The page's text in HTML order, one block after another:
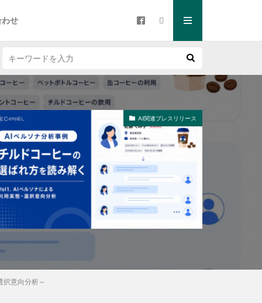
せ
AI関連プレスリリース
択意向分析～